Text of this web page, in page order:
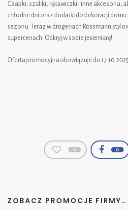
Czapki, szaliki, rękawiczki i inne akcesoria,
chłodne dni oraz dodatki do dekoracji
sezonu. Teraz w drogeriach Rossmann
supercenach. Odkryj w sobie jesieniarę!
Oferta promocyjna obowiązuje do
0 0
ZOBACZ PROMOCJE FIRMY…